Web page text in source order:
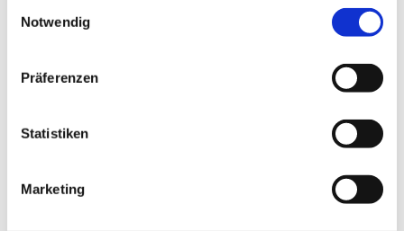
Notwendig
Präferenzen
Statistiken
Marketing
Oeynhausen